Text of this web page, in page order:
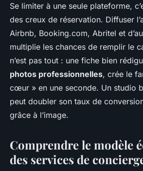
Se limiter à une seule plateforme,
des creux de réservation. Diffuser
Airbnb, Booking.com, Abritel et
multiplie les chances de remplir le
n’est pas tout : une fiche bien
photos professionnelles, crée le
cœur » en une seconde. Un studio
peut doubler son taux de
grâce à l’image.
Comprendre le modèle
des services de